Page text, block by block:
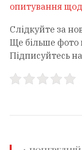
опитування
Слідкуйте за
Ще більше фото
Підписуйтесь